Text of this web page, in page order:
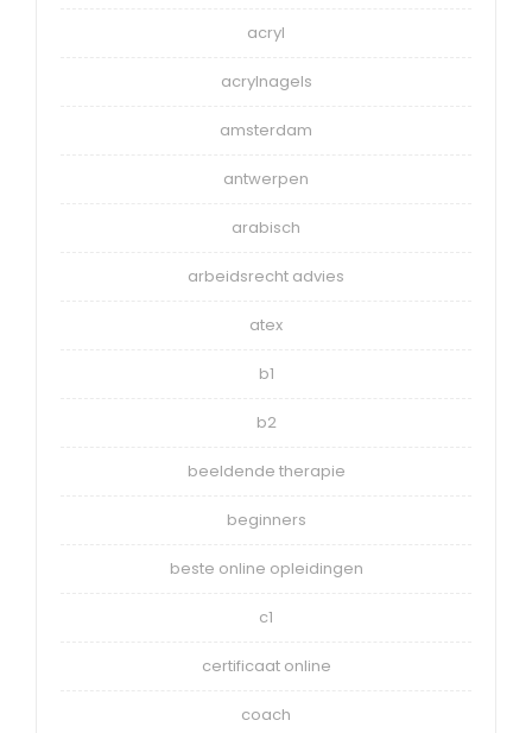
acryl
acrylnagels
amsterdam
antwerpen
arabisch
arbeidsrecht advies
atex
b1
b2
beeldende therapie
beginners
beste online opleidingen
c1
certificaat online
coach